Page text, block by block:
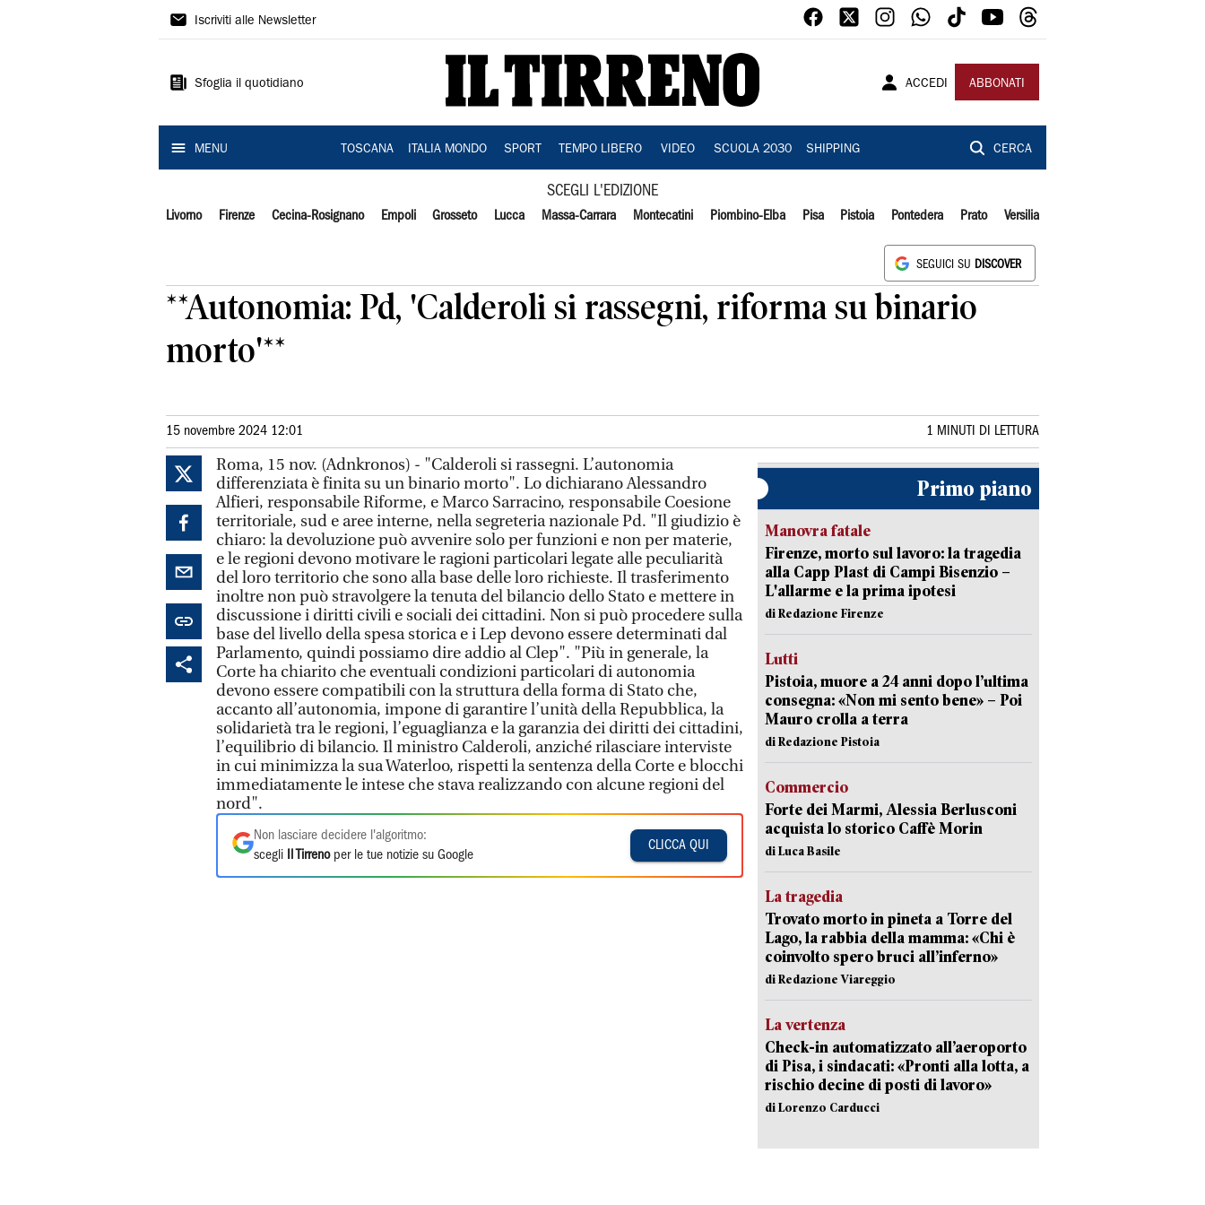
Il
Iscriviti alle Newsletter
Sfoglia il quotidiano ACCEDI ABBONATI
MENU TOSCANA ITALIA MONDO SPORT TEMPO LIBERO VIDEO SCUOLA 2030 SHIPPING CERCA
SCEGLI L'EDIZIONE
Livorno Firenze Cecina-Rosignano Empoli Grosseto Lucca Massa-Carrara Montecatini Piombino-Elba Pisa Pistoia Pontedera Prato Versilia
SEGUICI SU DISCOVER
**Autonomia: Pd, 'Calderoli si rassegni, riforma su binario
morto'**
15 novembre 2024 12:01 1 MINUTI DI LETTURA
Roma, 15 nov. (Adnkronos) - "Calderoli si rassegni. L’autonomia
differenziata è finita su un binario morto". Lo dichiarano Alessandro
Alfieri, responsabile Riforme, e Marco Sarracino, responsabile Coesione
territoriale, sud e aree interne, nella segreteria nazionale Pd. "Il giudizio è
chiaro: la devoluzione può avvenire solo per funzioni e non per materie,
e le regioni devono motivare le ragioni particolari legate alle peculiarità
del loro territorio che sono alla base delle loro richieste. Il trasferimento
inoltre non può stravolgere la tenuta del bilancio dello Stato e mettere in
discussione i diritti civili e sociali dei cittadini. Non si può procedere sulla
base del livello della spesa storica e i Lep devono essere determinati dal
Parlamento, quindi possiamo dire addio al Clep". "Più in generale, la
Corte ha chiarito che eventuali condizioni particolari di autonomia
devono essere compatibili con la struttura della forma di Stato che,
accanto all’autonomia, impone di garantire l’unità della Repubblica, la
solidarietà tra le regioni, l’eguaglianza e la garanzia dei diritti dei cittadini,
l’equilibrio di bilancio. Il ministro Calderoli, anziché rilasciare interviste
in cui minimizza la sua Waterloo, rispetti la sentenza della Corte e blocchi
immediatamente le intese che stava realizzando con alcune regioni del
nord".
Non lasciare decidere l'algoritmo:
scegli
Il Tirrenoper le tue notizie su Google
CLICCA QUI
Primo piano
Manovra fatale
Firenze, morto sul lavoro: la tragedia
alla Capp Plast di Campi Bisenzio –
L'allarme e la prima ipotesi
di Redazione Firenze
Lutti
Pistoia, muore a 24 anni dopo l’ultima
consegna: «Non mi sento bene» – Poi
Mauro crolla a terra
di Redazione Pistoia
Commercio
Forte dei Marmi, Alessia Berlusconi
acquista lo storico Caffè Morin
di Luca Basile
La tragedia
Trovato morto in pineta a Torre del
Lago, la rabbia della mamma: «Chi è
coinvolto spero bruci all’inferno»
di Redazione Viareggio
La vertenza
Check-in automatizzato all’aeroporto
di Pisa, i sindacati: «Pronti alla lotta, a
rischio decine di posti di lavoro»
di Lorenzo Carducci